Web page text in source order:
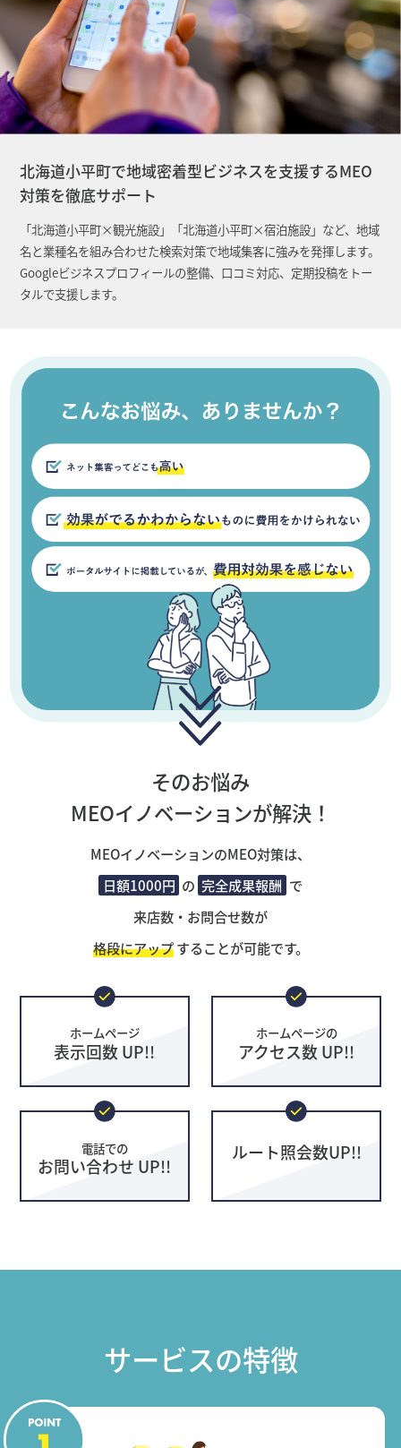
北海道小平町で地域密着型ビジネスを支援するMEO
対策を徹底サポート
「北海道小平町×観光施設」「北海道小平町×宿泊施設」など、地域
名と業種名を組み合わせた検索対策で地域集客に強みを発揮します。
Googleビジネスプロフィールの整備、口コミ対応、定期投稿をトー
タルで支援します。
そのお悩み
MEOイノベーションが解決！
MEOイノベーションのMEO対策は、
日額1000円 の 完全成果報酬 で
来店数・お問合せ数が
格段にアップすることが可能です。
ホームページ
表示回数 UP!!
ホームページの
アクセス数 UP!!
電話での
お問い合わせ UP!!
ルート照会数UP!!
サービスの特徴